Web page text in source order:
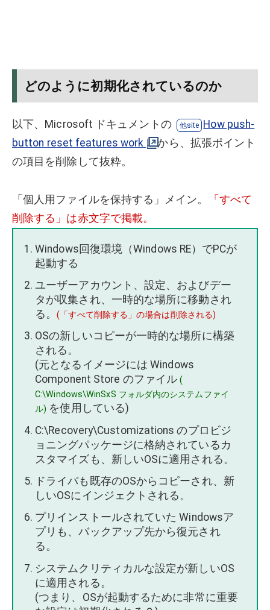
どのように初期化されているのか
以下、Microsoft ドキュメントの
How push-
button reset features work
から、拡張ポイント
の項目を削除して抜粋。
「個人用ファイルを保持する」メイン。
「すべて
削除する」は赤文字で掲載。
Windows回復環境（Windows RE）でPCが
起動する
ユーザーアカウント、設定、およびデー
タが収集され、一時的な場所に移動され
る。(「すべて削除する」の場合は削除される)
OSの新しいコピーが一時的な場所に構築
される。
(元となるイメージには Windows
Component Store のファイル(
C:\Windows\WinSxS フォルダ内のシステムファイ
ル) を使用している)
C:\Recovery\Customizations のプロビジ
ョニングパッケージに格納されているカ
スタマイズも、新しいOSに適用される。
ドライバも既存のOSからコピーされ、新
しいOSにインジェクトされる。
プリインストールされていた Windowsア
プリも、バックアップ先から復元され
る。
システムクリティカルな設定が新しいOS
に適用される。
(つまり、OSが起動するために非常に重要